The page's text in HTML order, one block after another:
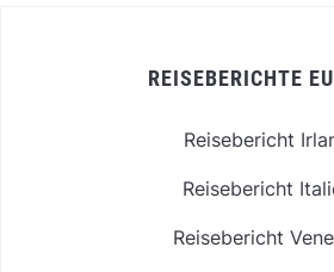
REISEBERICHTE
Reisebericht
Reisebericht
Reisebericht